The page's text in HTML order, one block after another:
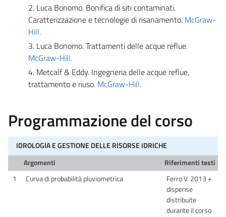
2. Luca Bonomo. Bonifica di siti contaminati.
Caratterizzazione e tecnologie di risanamento. McGraw-
Hill.
3. Luca Bonomo. Trattamenti delle acque reflue.
McGraw-Hill.
4. Metcalf & Eddy. Ingegneria delle acque reflue,
trattamento e riuso. McGraw-Hill.
Programmazione del corso
IDROLOGIA E GESTIONE DELLE RISORSE IDRICHE
Argomenti
Riferimenti testi
1
Curva di probabilità pluviometrica
Ferro V. 2013 +
dispense
distribuite
durante il corso